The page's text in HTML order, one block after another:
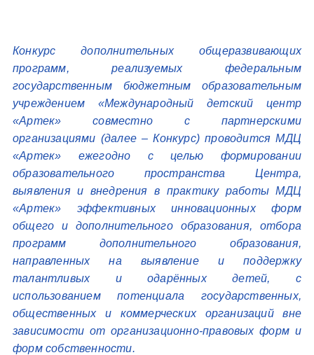
Конкурс дополнительных общеразвивающих
программ, реализуемых федеральным
государственным бюджетным образовательным
учреждением «Международный детский центр
«Артек» совместно с партнерскими
организациями (далее – Конкурс) проводится МДЦ
«Артек» ежегодно с целью формировании
образовательного пространства Центра,
выявления и внедрения в практику работы МДЦ
«Артек» эффективных инновационных форм
общего и дополнительного образования, отбора
программ дополнительного образования,
направленных на выявление и поддержку
талантливых и одарённых детей, с
использованием потенциала государственных,
общественных и коммерческих организаций вне
зависимости от организационно-правовых форм и
форм собственности.